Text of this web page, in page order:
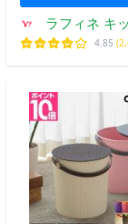
ラフィネ キ
活雑
4.85